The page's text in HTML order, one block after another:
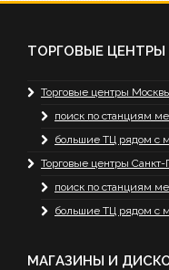
ТОРГОВЫЕ ЦЕНТРЫ
Торговые центры
поиск по станциям
большие ТЦ рядом с
Торговые центры Санкт-
поиск по станциям
большие ТЦ рядом с
МАГАЗИНЫ И